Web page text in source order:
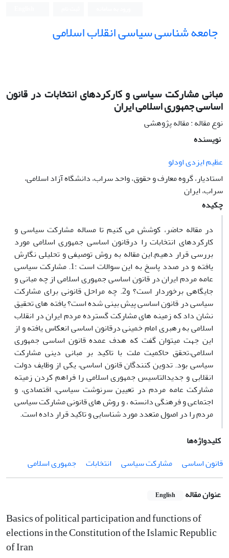
جامعه شناسی سیاسی انقلاب اسلامی
مبانی مشارکت سیاسی و کارکردهای انتخابات در قانون
اساسی جمهوری اسلامی ایران
نوع مقاله : مقاله پژوهشی
نویسنده
عظیم ایزدی اودلو
استادیار، گروه معارف و حقوق، واحد سراب، دانشگاه آزاد اسلامی،
سراب، ایران
چکیده
در مقاله حاضر، کوشش می کنیم تا مساله مشارکت سیاسی و
کارکردهای انتخابات را درقانون اساسی جمهوری اسلامی مورد
بررسی قرار دهیم.این مقاله به روش توصیفی و تحلیلی نگارش
یافته و در صدد پاسخ به این سوالات است :1. مشارکت سیاسی
عامه مردم ایران در قانون اساسی جمهوری اسلامی از چه مبانی و
جایگاهی برخوردار است؟ و2. چه مراحل قانونی برای مشارکت
سیاسی در قانون اساسی پیش بینی شده است؟ یافته های تحقیق
نشان داد که زمینه های مشارکت گسترده مردم ایران در انقلاب
اسلامی به رهبری امام خمینی درقانون اساسی انعکاس یافته و از
این جهت میتوان گفت که هدف عمده قانون اساسی جمهوری
اسلامی،تحقق حاکمیت ملت با تاکید بر مبانی دینی مشارکت
سیاسی بود. تدوین کنندگان قانون اساسی، یکی از وظایف دولت
انقلابی و جدیدالتاسیس جمهوری اسلامی را فراهم کردن زمیته
مشارکت عامه مردم در تعیین سرنوشت سیاسی، اقتصادی، و
اجتماعی و فرهنگی دانسته ، و روش های قانونی مشارکت سیاسی
مردم را در اصول متعدد مورد شناسایی و تاکید قرار داده است.
کلیدواژه‌ها
قانون اساسی
مشارکت سیاسی انتخابات جمهوری اسلامی
عنوان مقاله English
Basics of political participation and functions of
elections in the Constitution of the Islamic Republic
of Iran